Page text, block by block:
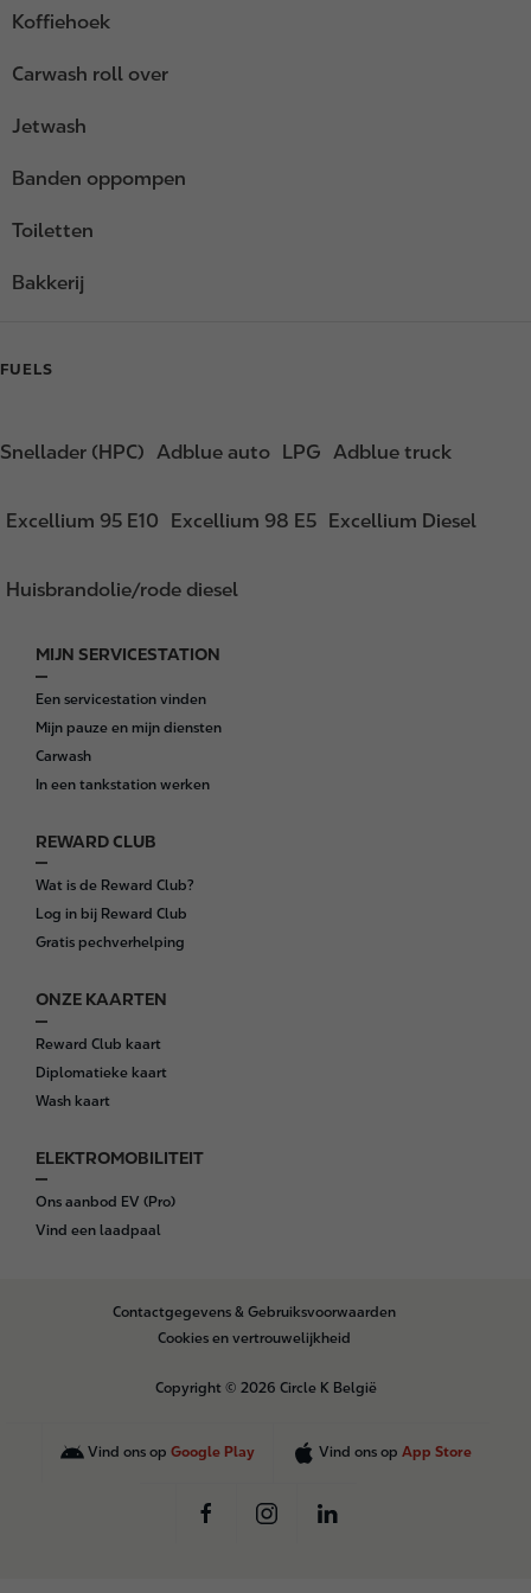
Koffiehoek
Carwash roll over
Jetwash
Banden oppompen
Toiletten
Bakkerij
FUELS
Snellader (HPC) Adblue auto LPG Adblue truck
Excellium 95 E10 Excellium 98 E5 Excellium Diesel
Huisbrandolie/rode diesel
F
o
o
t
e
MIJN SERVICESTATION
Een servicestation vinden
Mijn pauze en mijn diensten
Carwash
In een tankstation werken
REWARD CLUB
Wat is de Reward Club?
Log in bij Reward Club
Gratis pechverhelping
ONZE KAARTEN
Reward Club kaart
Diplomatieke kaart
Wash kaart
ELEKTROMOBILITEIT
Ons aanbod EV (Pro)
Vind een laadpaal
Contactgegevens & Gebruiksvoorwaarden
Cookies en vertrouwelijkheid
Copyright © 2026 Circle K België
Vind ons op Google Play Vind ons op App Store